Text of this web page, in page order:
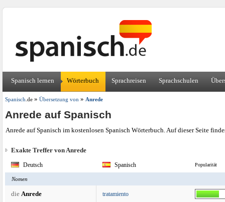
Spanisch lernen Wörterbuch Sprachreisen Sprachschulen
Spanisch .de» Übersetzung von» Anrede
Anrede auf Spanisch
Anrede auf Spanisch im kostenlosen Spanisch Wörterbuch. Auf dieser Seite
Exakte Treffer von Anrede
Deutsch Spanisch Popularität
Nomen
die Anrede tratamiento